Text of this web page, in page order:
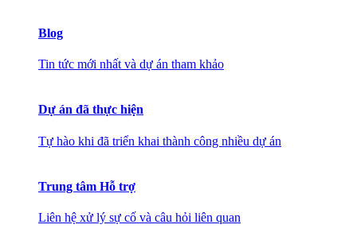
Blog
Tin tức mới nhất và dự án tham khảo
Dự án đã thực hiện
Tự hào khi đã triển khai thành công nhiều dự án
Trung tâm Hỗ trợ
Liên hệ xử lý sự cố và câu hỏi liên quan